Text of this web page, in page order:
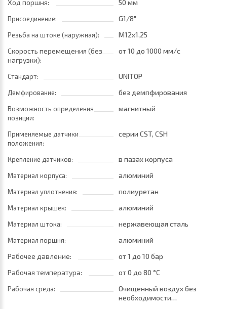
Ход поршня: 50 мм
Присоединение: G1/8"
Резьба на штоке (наружная):
M12x1,25
Скорость перемещения (без
нагрузки):
от 10 до 1000 мм/с
Стандарт: UNITOP
Демфирование: без демпфирования
Возможность определения
позиции:
магнитный
Применяемые датчики
положения:
серии CST, CSH
Крепление датчиков: в пазах корпуса
Материал корпуса: алюминий
Материал уплотнения: полиуретан
Материал крышек: алюминий
Материал штока: нержавеющая сталь
Материал поршня:
алюминий
Рабочее давление:
от 1 до 10 бар
Рабочая температура:
от 0 до 80 °C
Рабочая среда:
Очищенный воздух без
необходимости